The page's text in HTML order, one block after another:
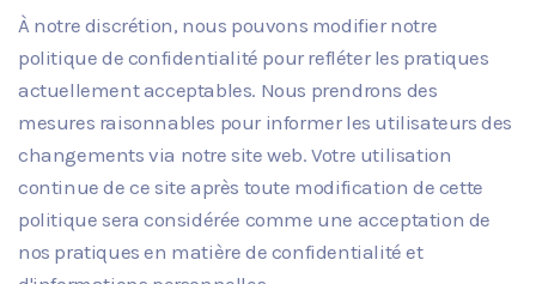
À notre discrétion, nous pouvons modifier notre
politique de confidentialité pour refléter les pratiques
actuellement acceptables. Nous prendrons des
mesures raisonnables pour informer les utilisateurs des
changements via notre site web. Votre utilisation
continue de ce site après toute modification de cette
politique sera considérée comme une acceptation de
nos pratiques en matière de confidentialité et